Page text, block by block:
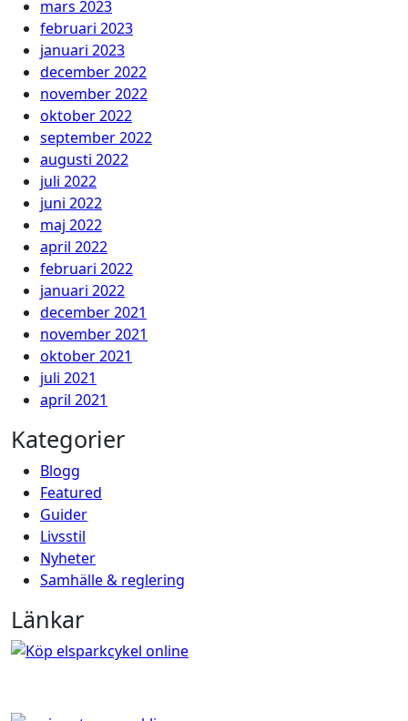
mars 2023
februari 2023
januari 2023
december 2022
november 2022
oktober 2022
september 2022
augusti 2022
juli 2022
juni 2022
maj 2022
april 2022
februari 2022
januari 2022
december 2021
november 2021
oktober 2021
juli 2021
april 2021
Kategorier
Blogg
Featured
Guider
Livsstil
Nyheter
Samhälle & reglering
Länkar